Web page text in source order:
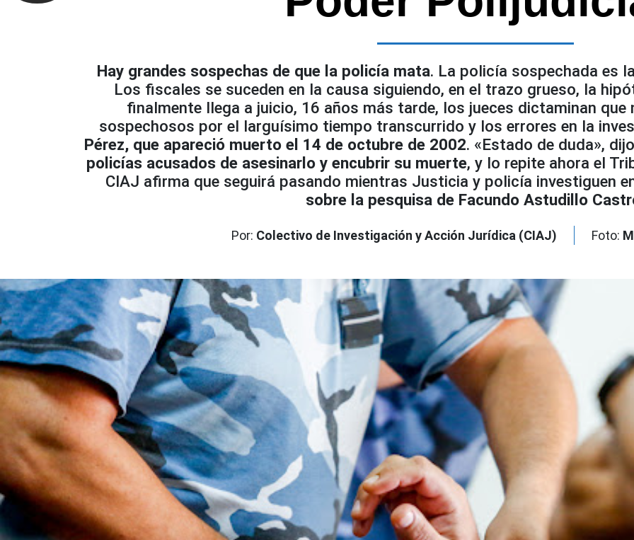
Hay grandes sospechas de que la policía mata. La policía sospechada es
Los fiscales se suceden en la causa siguiendo, en el trazo grueso, la
finalmente llega a juicio, 16 años más tarde, los jueces dictaminan que
sospechosos por el larguísimo tiempo transcurrido y los errores en la
Pérez, que apareció muerto el 14 de octubre de 2002. «Estado de duda»,
policías acusados de asesinarlo y encubrir su muerte, y lo repite ahora el
CIAJ afirma que seguirá pasando mientras Justicia y policía investiguen
sobre la pesquisa de Facundo Astudillo
Por: Colectivo de Investigación y Acción Jurídica (CIAJ) Foto: